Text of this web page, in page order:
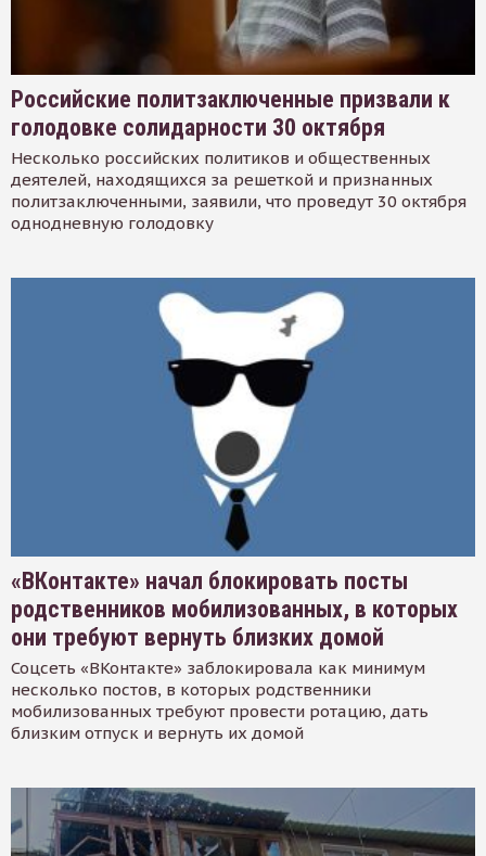
Российские политзаключенные призвали к
голодовке солидарности 30 октября
Несколько российских политиков и общественных
деятелей, находящихся за решеткой и признанных
политзаключенными, заявили, что проведут 30 октября
однодневную голодовку
«ВКонтакте» начал блокировать посты
родственников мобилизованных, в которых
они требуют вернуть близких домой
Соцсеть «ВКонтакте» заблокировала как минимум
несколько постов, в которых родственники
мобилизованных требуют провести ротацию, дать
близким отпуск и вернуть их домой